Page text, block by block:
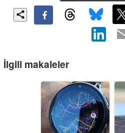
İlgili makaleler